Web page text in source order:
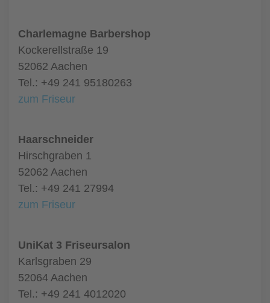
Charlemagne Barbershop
Kockerellstraße 19
52062 Aachen
Tel.: +49 241 95180263
zum Friseur
Haarschneider
Hirschgraben 1
52062 Aachen
Tel.: +49 241 27994
zum Friseur
UniKat 3 Friseursalon
Karlsgraben 29
52064 Aachen
Tel.: +49 241 4012020